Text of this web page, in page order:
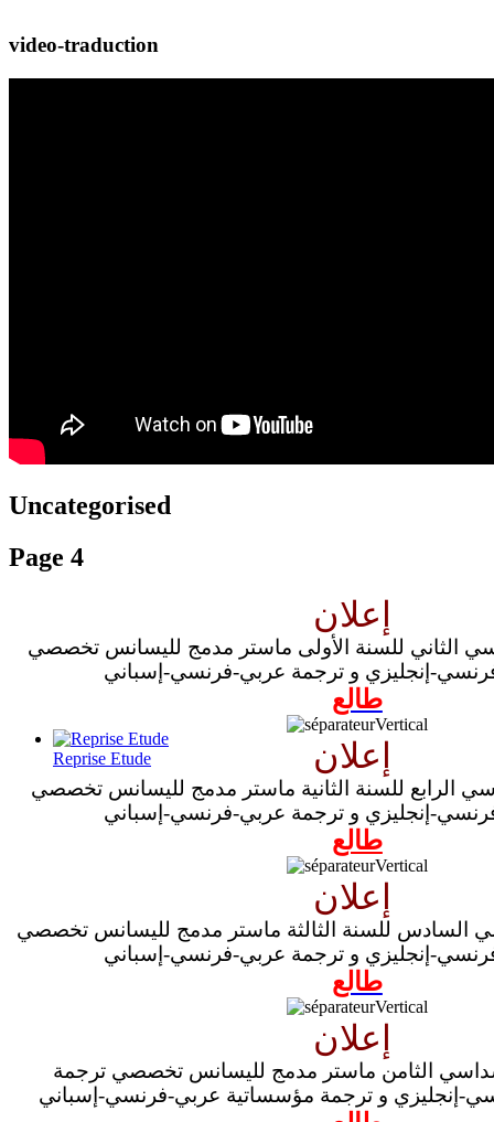
Reprise Etude
video-traduction
Uncategorised
Page 4
الثاني للسنة الأولى ماستر مدمج لليسانس تخصصي
إنجليزي و ترجمة عربي-فرنسي-إسباني
طالع
الرابع للسنة الثانية ماستر مدمج لليسانس تخصصي
إنجليزي و ترجمة عربي-فرنسي-إسباني
طالع
السادس للسنة الثالثة ماستر مدمج لليسانس تخصصي
إنجليزي و ترجمة عربي-فرنسي-إسباني
طالع
الثامن ماستر مدمج لليسانس تخصصي ترجمة
إنجليزي و ترجمة مؤسساتية عربي-فرنسي-إسباني